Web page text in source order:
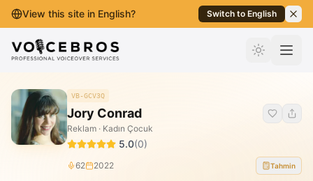
View this site in English? Switch to English
İçeriğe Geç
VB-GCV3Q
Jory Conrad
Reklam · Kadın Çocuk
5.0(0)
62 2022 Tahmin